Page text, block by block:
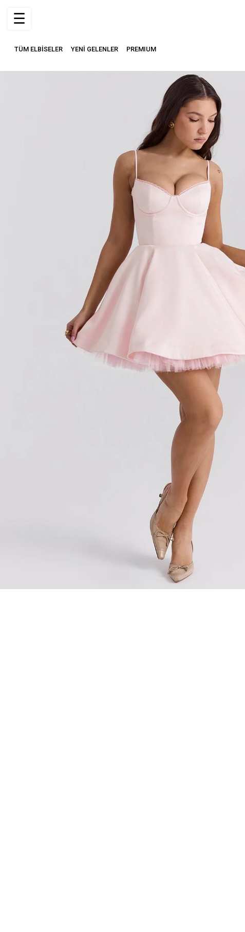
TÜM ELBİSELER YENİ GELENLER PREMIUM
☰